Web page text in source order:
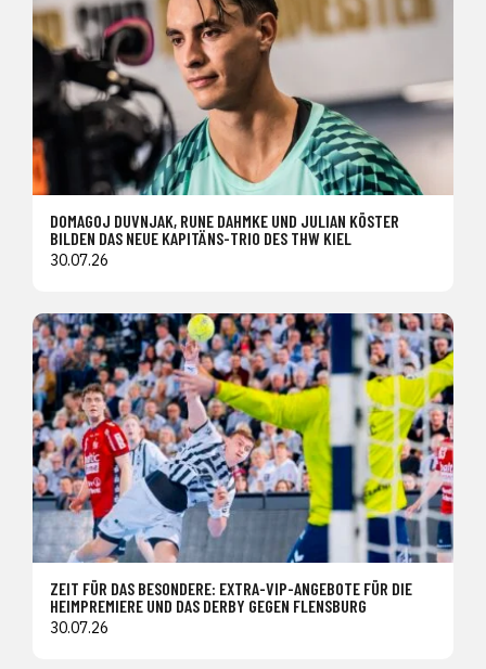
DOMAGOJ DUVNJAK, RUNE DAHMKE UND JULIAN KÖSTER
BILDEN DAS NEUE KAPITÄNS-TRIO DES THW KIEL
30.07.26
ZEIT FÜR DAS BESONDERE: EXTRA-VIP-ANGEBOTE FÜR DIE
HEIMPREMIERE UND DAS DERBY GEGEN FLENSBURG
30.07.26